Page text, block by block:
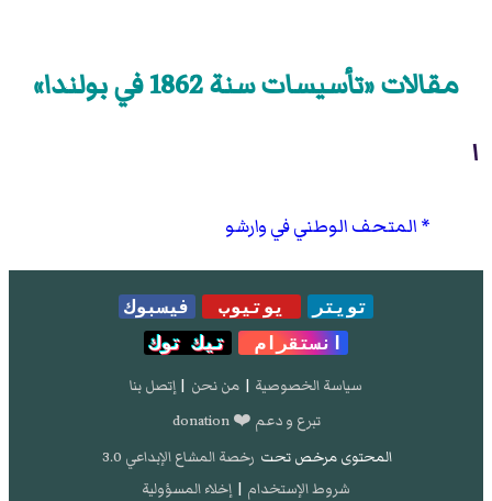
مقالات «تأسيسات سنة 1862 في بولندا»
ا
المتحف الوطني في وارشو
تويتر يوتيوب
فيسبوك
انستقرام
تيك توك
سياسة الخصوصية | من نحن | إتصل بنا
تبرع و دعم ❤️ donation
المحتوى مرخص تحت رخصة المشاع الإبداعي 3.0
شروط الإستخدام | إخلاء المسؤولية